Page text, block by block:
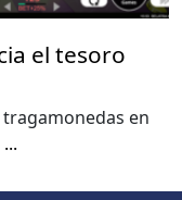
el tesoro
en
...